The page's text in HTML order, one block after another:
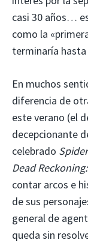
casi 30 años…
como la
terminaría
En muchos
diferencia de
este verano (el
decepcionante
celebrado
Dead
contar arcos e
de sus
general de
queda sin